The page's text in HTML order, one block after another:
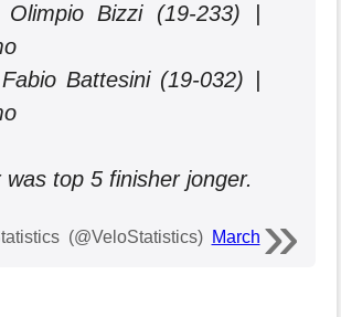
Bizzi (19-233) |
Battesini (19-032) |
was top 5 finisher jonger.
(@VeloStatistics) March